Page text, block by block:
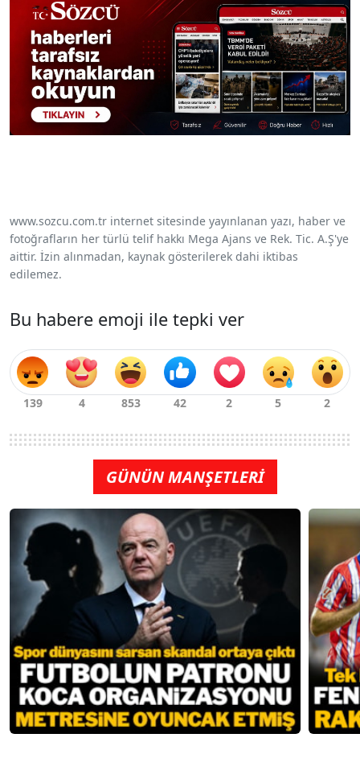
www.sozcu.com.tr internet sitesinde yayınlanan yazı, haber ve
fotoğrafların her türlü telif hakkı Mega Ajans ve Rek. Tic. A.Ş'ye
aittir. İzin alınmadan, kaynak gösterilerek dahi iktibas
edilemez.
Bu habere emoji ile tepki ver
GÜNÜN MANŞETLERİ